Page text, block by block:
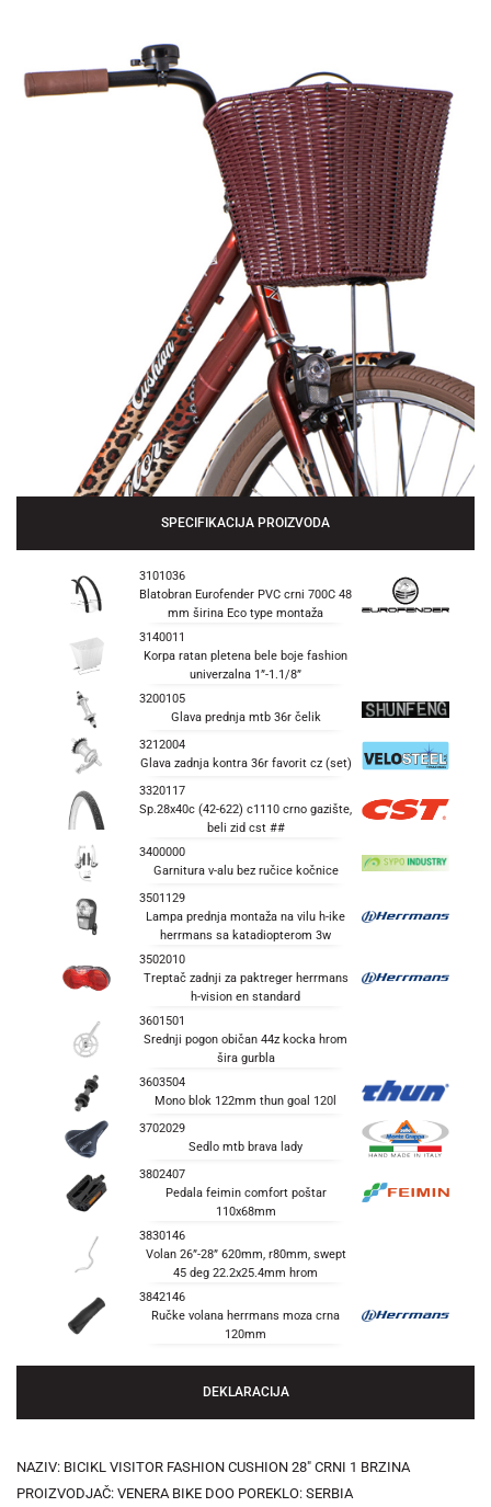
SPECIFIKACIJA PROIZVODA
3101036
Blatobran Eurofender PVC crni 700C 48
mm širina Eco type montaža
3140011
Korpa ratan pletena bele boje fashion
univerzalna 1”-1.1/8”
3200105
Glava prednja mtb 36r čelik
3212004
Glava zadnja kontra 36r favorit cz (set)
3320117
Sp.28x40c (42-622) c1110 crno gazište,
beli zid cst ##
3400000
Garnitura v-alu bez ručice kočnice
3501129
Lampa prednja montaža na vilu h-ike
herrmans sa katadiopterom 3w
3502010
Treptač zadnji za paktreger herrmans
h-vision en standard
3601501
Srednji pogon običan 44z kocka hrom
šira gurbla
3603504
Mono blok 122mm thun goal 120l
3702029
Sedlo mtb brava lady
3802407
Pedala feimin comfort poštar
110x68mm
3830146
Volan 26”-28” 620mm, r80mm, swept
45 deg 22.2x25.4mm hrom
3842146
Ručke volana herrmans moza crna
120mm
DEKLARACIJA
NAZIV: BICIKL VISITOR FASHION CUSHION 28" CRNI 1 BRZINA
PROIZVODJAČ: VENERA BIKE DOO POREKLO: SERBIA